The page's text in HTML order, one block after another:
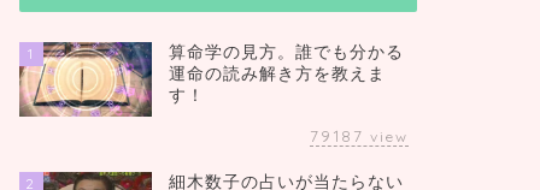
1
算命学の見方。誰でも分かる
運命の読み解き方を教えま
す！
79187 view
2 細木数子の占いが当たらない